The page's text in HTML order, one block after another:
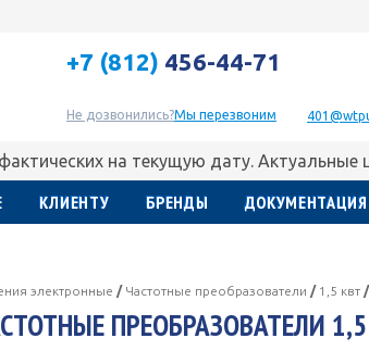
+7 (812) 456-44-71
Не дозвонились?Мы перезвоним
на текущую дату. Актуальные
КЛИЕНТУ БРЕНДЫ ДОКУМЕНТАЦИЯ
электронные / Частотные преобразователи / 1,5 квт /
ПРЕОБРАЗОВАТЕЛИ 1,5